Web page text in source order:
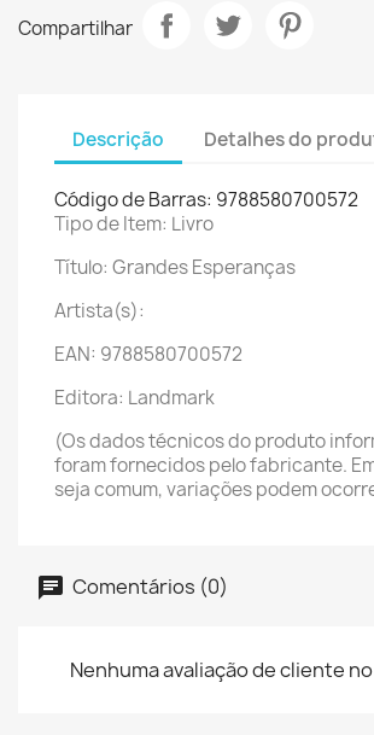
Compartilhar
Descrição Detalhes do
Código de Barras: 9788580700572
Tipo de Item: Livro
Título: Grandes Esperanças
Artista(s):
EAN: 9788580700572
Editora: Landmark
(Os dados técnicos do produto
foram fornecidos pelo fabricante.
seja comum, variações podem
Comentários (0)
Nenhuma avaliação de cliente